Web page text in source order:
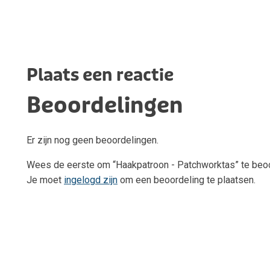
Plaats een reactie
Beoordelingen
Er zijn nog geen beoordelingen.
Wees de eerste om “Haakpatroon - Patchworktas” te
Je moet ingelogd zijn om een beoordeling te plaatsen.